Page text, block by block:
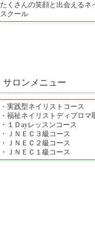
たくさんの笑顔と出会える
スクール
サロンメニュー
・実践型ネイリストコース
・福祉ネイリストディプロマ
・１Ｄayレッスンコース
・ＪＮＥＣ３級コース
・ＪＮＥＣ２級コース
・ＪＮＥＣ１級コース